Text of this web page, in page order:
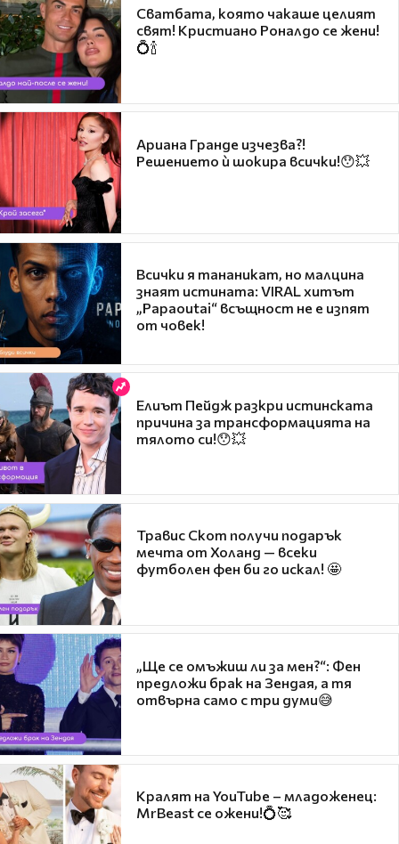
Сватбата, която чакаше целият
свят! Кристиано Роналдо се жени!
💍🍾
Ариана Гранде изчезва?!
Решението ѝ шокира всички!😯💥
Всички я тананикат, но малцина
знаят истината: VIRAL хитът
„Papaoutai“ всъщност не е изпят
от човек!
Елиът Пейдж разкри истинската
причина за трансформацията на
тялото си!😯💥
Травис Скот получи подарък
мечта от Холанд — всеки
футболен фен би го искал! 🤩
„Ще се омъжиш ли за мен?“: Фен
предложи брак на Зендая, а тя
отвърна само с три думи😅
Кралят на YouTube – младоженец:
MrBeast се ожени!💍🥰